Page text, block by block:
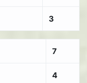
3
7
4